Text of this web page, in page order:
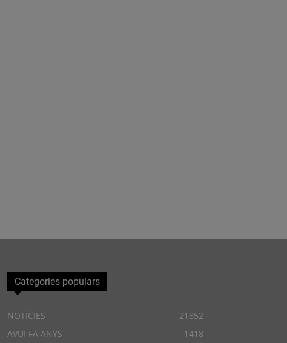
Categories populars
NOTÍCIES
21852
AVUI FA ANYS
1418